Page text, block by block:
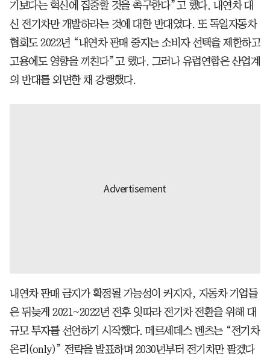
기보다는 혁신에 집중할 것을 촉구한다”고 했다. 내연차 대
신 전기차만 개발하라는 것에 대한 반대였다. 또 독일자동차
협회도 2022년 “내연차 판매 중지는 소비자 선택을 제한하고
고용에도 영향을 끼친다”고 했다. 그러나 유럽연합은 산업계
의 반대를 외면한 채 강행했다.
내연차 판매 금지가 확정될 가능성이 커지자, 자동차 기업들
은 뒤늦게 2021~2022년 전후 잇따라 전기차 전환을 위해 대
규모 투자를 선언하기 시작했다. 메르세데스 벤츠는 “전기차
온리(only)” 전략을 발표하며 2030년부터 전기차만 팔겠다